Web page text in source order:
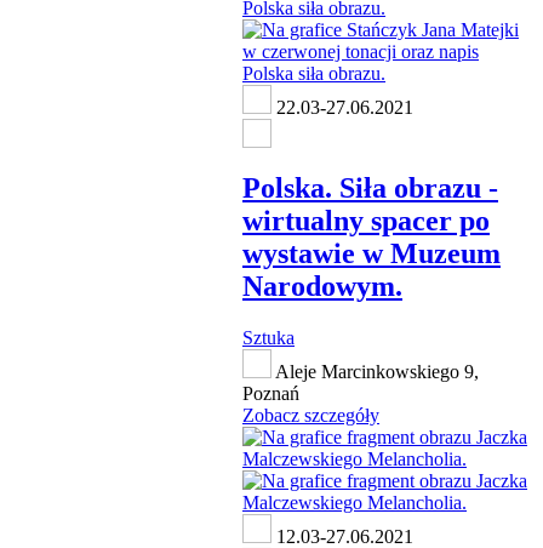
22.03-27.06.2021
Polska. Siła obrazu -
wirtualny spacer po
wystawie w Muzeum
Narodowym.
Sztuka
Aleje Marcinkowskiego 9,
Poznań
Zobacz szczegóły
12.03-27.06.2021